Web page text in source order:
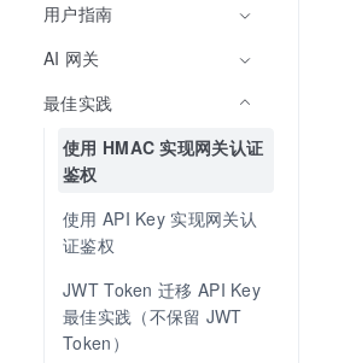
用户指南
AI 网关
最佳实践
使用 HMAC 实现网关认证
鉴权
使用 API Key 实现网关认
证鉴权
JWT Token 迁移 API Key
最佳实践（不保留 JWT
Token）